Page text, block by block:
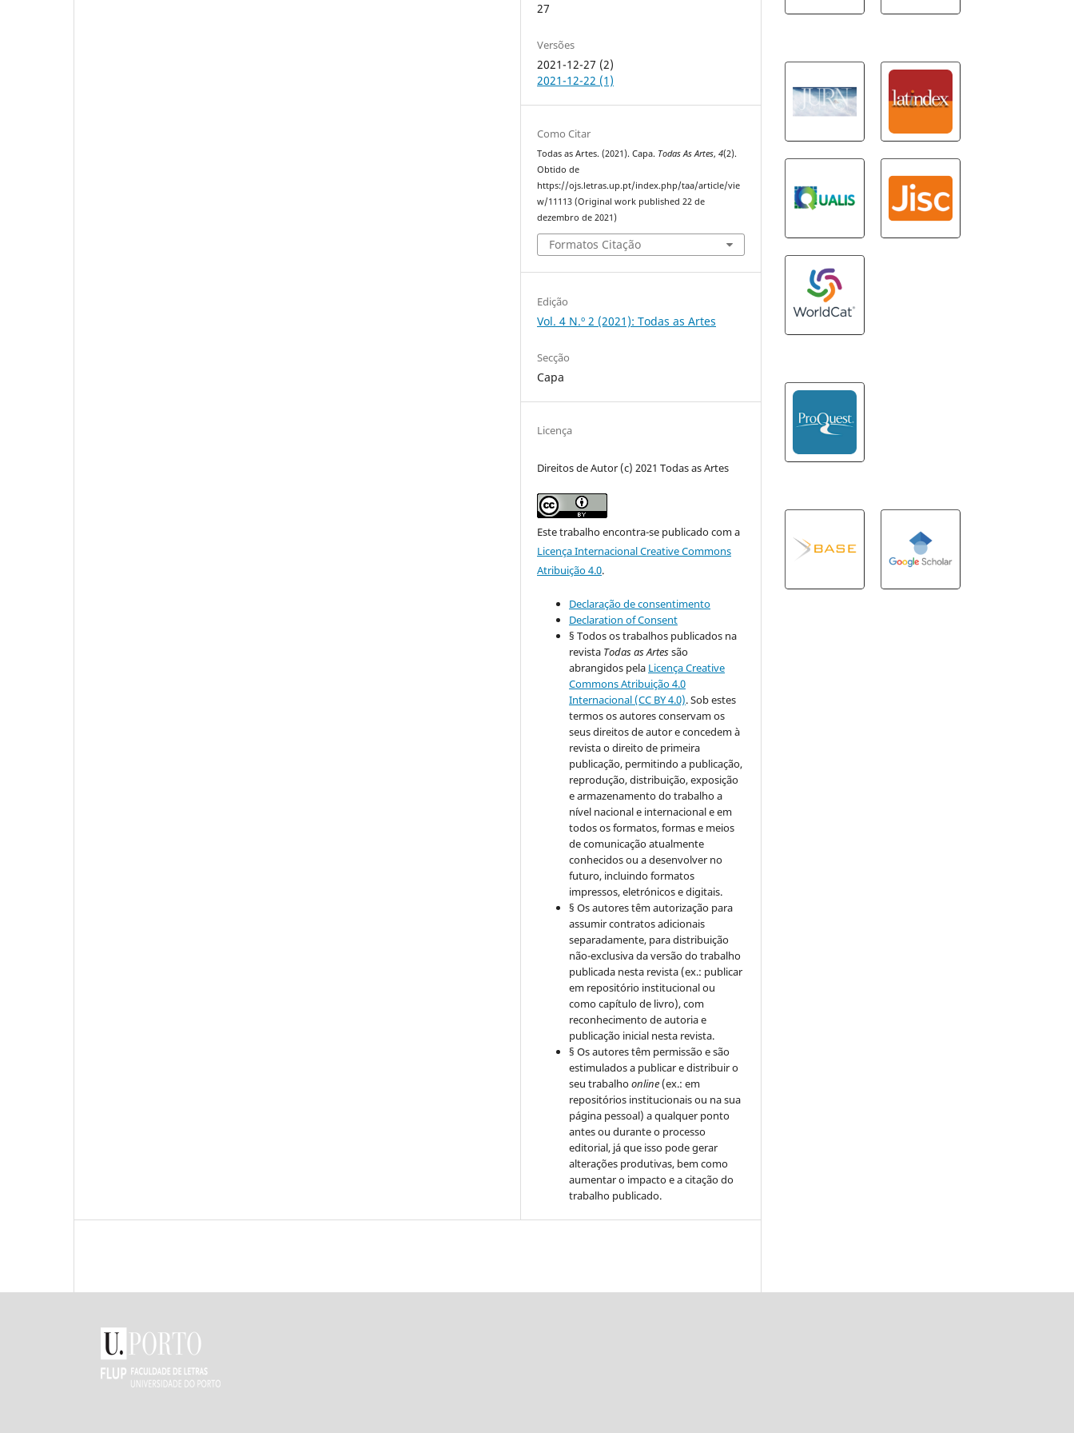
27
Versões
2021-12-27 (2)
2021-12-22 (1)
Como Citar
Todas as Artes. (2021). Capa. Todas As Artes,4(2).
Obtido de
https://ojs.letras.up.pt/index.php/taa/article/vie
w/11113 (Original work published 22 de
dezembro de 2021)
Formatos Citação
Edição
Vol. 4 N.º 2 (2021): Todas as Artes
Secção
Capa
Licença
Direitos de Autor (c) 2021 Todas as Artes
Este trabalho encontra-se publicado com a
Licença Internacional Creative Commons
Atribuição 4.0.
Declaração de consentimento
Declaration of Consent
§ Todos os trabalhos publicados na
revista Todas as Artessão
abrangidos pela Licença Creative
Commons Atribuição 4.0
Internacional (CC BY 4.0). Sob estes
termos os autores conservam os
seus direitos de autor e concedem à
revista o direito de primeira
publicação, permitindo a publicação,
reprodução, distribuição, exposição
e armazenamento do trabalho a
nível nacional e internacional e em
todos os formatos, formas e meios
de comunicação atualmente
conhecidos ou a desenvolver no
futuro, incluindo formatos
impressos, eletrónicos e digitais.
§ Os autores têm autorização para
assumir contratos adicionais
separadamente, para distribuição
não-exclusiva da versão do trabalho
publicada nesta revista (ex.: publicar
em repositório institucional ou
como capítulo de livro), com
reconhecimento de autoria e
publicação inicial nesta revista.
§ Os autores têm permissão e são
estimulados a publicar e distribuir o
seu trabalhoonline (ex.: em
repositórios institucionais ou na sua
página pessoal) a qualquer ponto
antes ou durante o processo
editorial, já que isso pode gerar
alterações produtivas, bem como
aumentar o impacto e a citação do
trabalho publicado.